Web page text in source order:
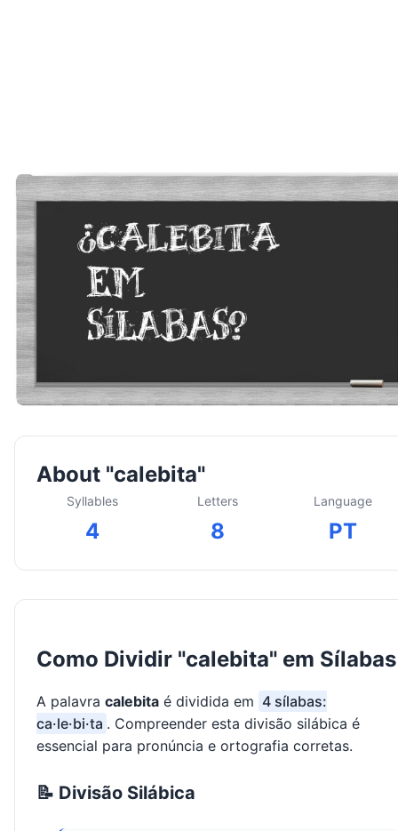
About "calebita"
Syllables
4
Letters
8
Language
PT
Como Dividir "calebita" em Sílabas
A palavra calebita é dividida em 4 sílabas:
ca·le·bi·ta . Compreender esta divisão silábica é
essencial para pronúncia e ortografia corretas.
📝 Divisão Silábica